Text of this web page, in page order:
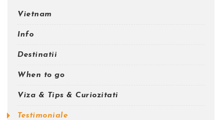
Vietnam
Info
Destinatii
When to go
Viza & Tips & Curiozitati
Testimoniale